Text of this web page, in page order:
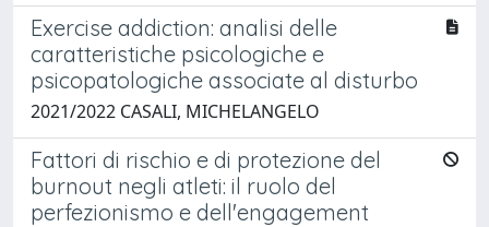
Exercise addiction: analisi delle
caratteristiche psicologiche e
psicopatologiche associate al disturbo
2021/2022 CASALI, MICHELANGELO
Fattori di rischio e di protezione del
burnout negli atleti: il ruolo del
perfezionismo e dell'engagement